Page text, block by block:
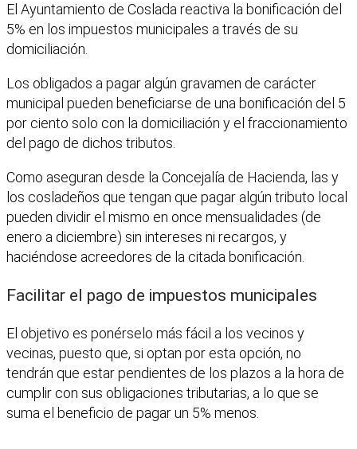
El Ayuntamiento de Coslada reactiva la bonificación del
5% en los impuestos municipales a través de su
domiciliación.
Los obligados a pagar algún gravamen de carácter
municipal pueden beneficiarse de una bonificación del 5
por ciento solo con la domiciliación y el fraccionamiento
del pago de dichos tributos.
Como aseguran desde la Concejalía de Hacienda, las y
los cosladeños que tengan que pagar algún tributo local
pueden dividir el mismo en once mensualidades (de
enero a diciembre) sin intereses ni recargos, y
haciéndose acreedores de la citada bonificación.
Facilitar el pago de impuestos municipales
El objetivo es ponérselo más fácil a los vecinos y
vecinas, puesto que, si optan por esta opción, no
tendrán que estar pendientes de los plazos a la hora de
cumplir con sus obligaciones tributarias, a lo que se
suma el beneficio de pagar un 5% menos.